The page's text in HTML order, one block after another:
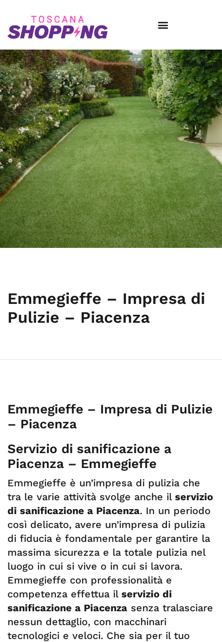
Emmegieffe – Impresa di
Pulizie – Piacenza
Emmegieffe – Impresa di Pulizie
– Piacenza
Servizio di sanificazione a
Piacenza – Emmegieffe
Emmegieffe è un’impresa di pulizia che
tra le varie attività svolge anche il servizio
di sanificazione a Piacenza. In un periodo
così delicato, avere un’impresa di pulizia
di fiducia è fondamentale per garantire la
massima sicurezza e la totale pulizia nel
luogo in cui si vive o in cui si lavora.
Emmegieffe con professionalità e
competenza effettua il servizio di
sanificazione a Piacenza senza tralasciare
nessun dettaglio, con macchinari
tecnologici e veloci. Che sia per il tuo